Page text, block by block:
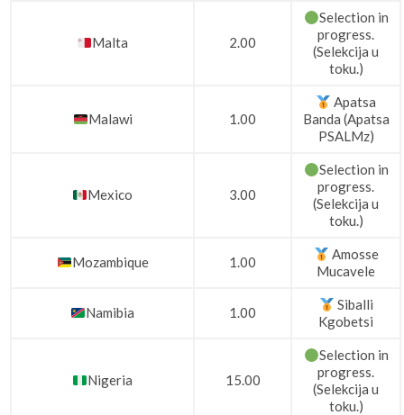
Malta 2.00
Selection in
progress.
(Selekcija u
toku.)
Malawi 1.00
Apatsa
Banda (Apatsa
PSALMz)
Mexico 3.00
Selection in
progress.
(Selekcija u
toku.)
Mozambique 1.00
Amosse
Mucavele
Namibia 1.00
Siballi
Kgobetsi
Nigeria 15.00
Selection in
progress.
(Selekcija u
toku.)